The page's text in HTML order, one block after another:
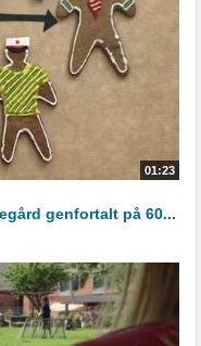
01:23
genfortalt på 60...